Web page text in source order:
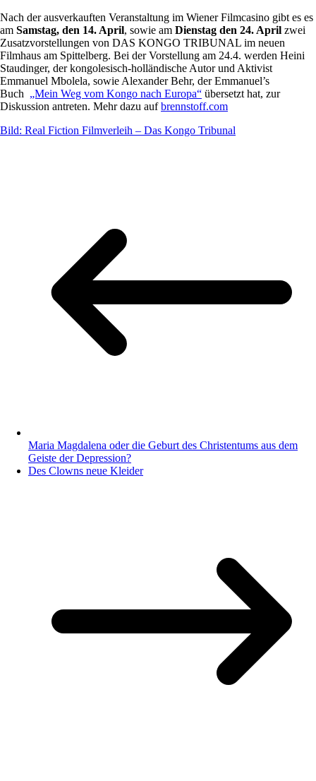
Nach der ausverkauften Veranstaltung im Wiener Filmcasino gibt es es
am Samstag, den 14. April, sowie am Dienstag den 24. April zwei
Zusatzvorstellungen von DAS KONGO TRIBUNAL im neuen
Filmhaus am Spittelberg. Bei der Vorstellung am 24.4. werden Heini
Staudinger, der kongolesisch-holländische Autor und Aktivist
Emmanuel Mbolela, sowie Alexander Behr, der Emmanuel’s
Buch „Mein Weg vom Kongo nach Europa“ übersetzt hat, zur
Diskussion antreten. Mehr dazu aufbrennstoff.com
Bild: Real Fiction Filmverleih – Das Kongo Tribunal
Maria Magdalena oder die Geburt des Christentums aus dem
Geiste der Depression?
Des Clowns neue Kleider